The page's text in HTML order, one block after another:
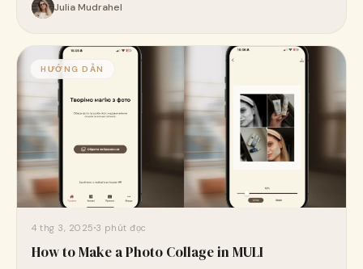
Julia Mudrahel
HƯỚNG DẪN
4 thg 3, 2025 3 phút đọc
How to Make a Photo Collage in MULI